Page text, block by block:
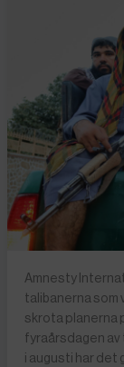
Amnesty
talibanerna som
skrota planerna
fyraårsdagen av
i augusti har det